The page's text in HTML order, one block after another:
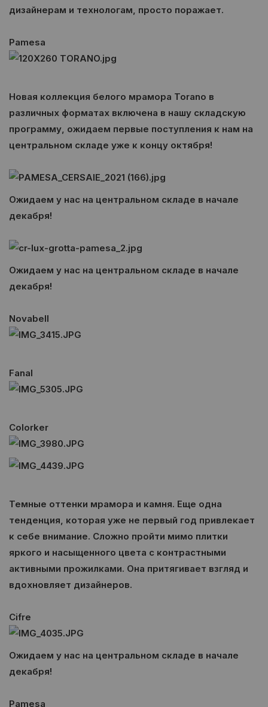
дизайнерам и технологам, просто поражает.
Pamesa
Новая коллекция белого мрамора Torano в
различных форматах включена в нашу складскую
программу, ожидаем первые поступления к нам на
центральном складе уже к концу октября!
Ожидаем у нас на центральном складе в начале
декабря!
Ожидаем у нас на центральном складе в начале
декабря!
Novabell
Fanal
Colorker
Темные оттенки мрамора и камня. Еще одна
тенденция, которая уже не первый год привлекает
к себе внимание. Сложно пройти мимо плитки
яркого и насыщенного цвета с контрастными
активными прожилками. Она притягивает взгляд и
вдохновляет дизайнеров.
Cifre
Ожидаем у нас на центральном складе в начале
декабря!
Pamesa